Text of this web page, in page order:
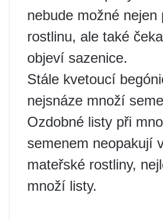
nebude možné nejen
rostlinu, ale také
objeví sazenice.
Stále kvetoucí
nejsnáze množí
Ozdobné listy při
semenem neopakují
mateřské rostliny,
množí listy.